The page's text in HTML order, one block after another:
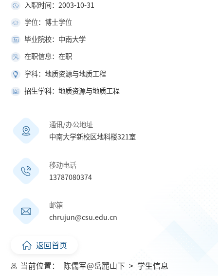
入职时间：2003-10-31
学位：博士学位
毕业院校：中南大学
在职信息：在职
学科：地质资源与地质工程
招生学科：地质资源与地质工程
通讯/办公地址
中南大学新校区地科楼321室
移动电话
13787080374
邮箱
chrujun@csu.edu.cn
返回首页
当前位置： 陈儒军@岳麓山下 > 学生信息